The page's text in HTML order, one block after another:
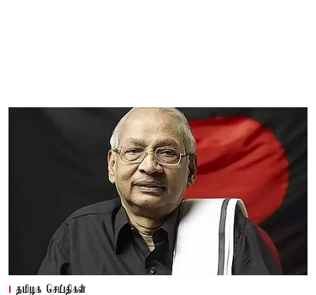
தமிழக செய்திகள்